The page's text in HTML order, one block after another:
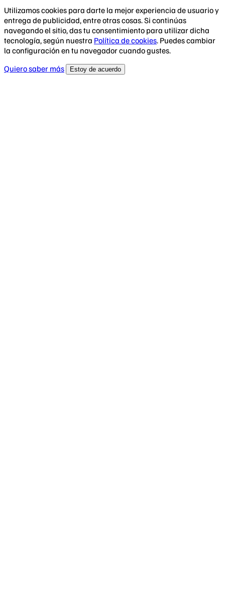
Utilizamos cookies para darte la mejor experiencia de usuario y
entrega de publicidad, entre otras cosas. Si continúas
navegando el sitio, das tu consentimiento para utilizar dicha
tecnología, según nuestra Política de cookies. Puedes cambiar
la configuración en tu navegador cuando gustes.
Quiero saber más
Estoy de acuerdo